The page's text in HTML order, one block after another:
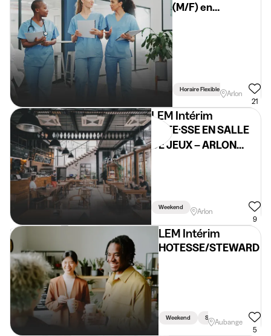
(M/F) en
hospitalier -
Arlon
Horaire Flexible
Arlon
21
LEM Intérim
HÔTE·SSE EN SALLE
DE JEUX – ARLON
Weekend
Arlon
9
LEM Intérim
HOTESSE/STEWARD
Weekend SoirAubange
5